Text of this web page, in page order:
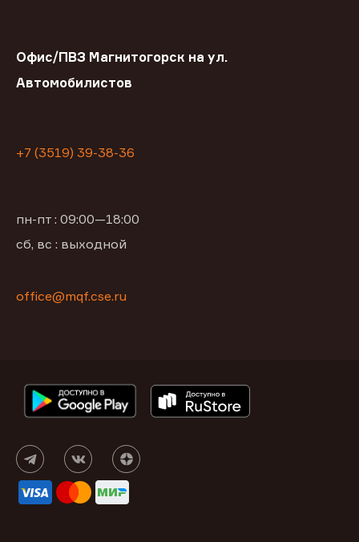
Офис/ПВЗ Магнитогорск на ул.
Автомобилистов
+7 (3519) 39-38-36
пн-пт : 09:00—18:00
сб, вс : выходной
office@mqf.cse.ru